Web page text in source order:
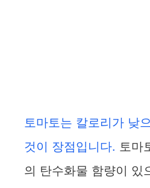
토마토는 칼로리가 낮
것이 장점입니다. 토마
의 탄수화물 함량이 있